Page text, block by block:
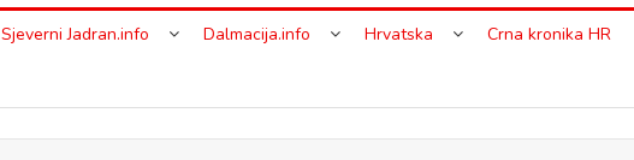
Sjeverni Jadran.info Dalmacija.info Hrvatska Crna kronika HR